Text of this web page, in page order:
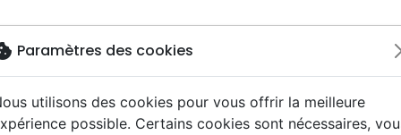
NouveautésBiblesLivresJeunesse
Paramètres des cookies
utilisons des cookies pour vous offrir la meilleure
possible. Certains cookies sont nécessaires,